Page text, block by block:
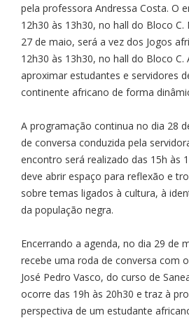
pela professora Andressa Costa. O
12h30 às 13h30, no hall do Bloco C.
27 de maio, será a vez dos Jogos
12h30 às 13h30, no hall do Bloco C.
aproximar estudantes e servidores
continente africano de forma
A programação continua no dia 28
de conversa conduzida pela
encontro será realizado das 15h às
deve abrir espaço para reflexão e
sobre temas ligados à cultura, à
da população negra.
Encerrando a agenda, no dia 29 de
recebe uma roda de conversa com
José Pedro Vasco, do curso de
ocorre das 19h às 20h30 e traz à
perspectiva de um estudante